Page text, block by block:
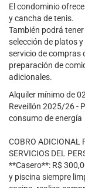
El condominio
y cancha de tenis.
También podrá
selección de platos
servicio de compras
preparación de
adicionales.
Alquiler mínimo de
Reveillón 2025/26 -
consumo de energía
COBRO ADICIONAL
SERVICIOS DEL
**Casero**: R$
y piscina siempre